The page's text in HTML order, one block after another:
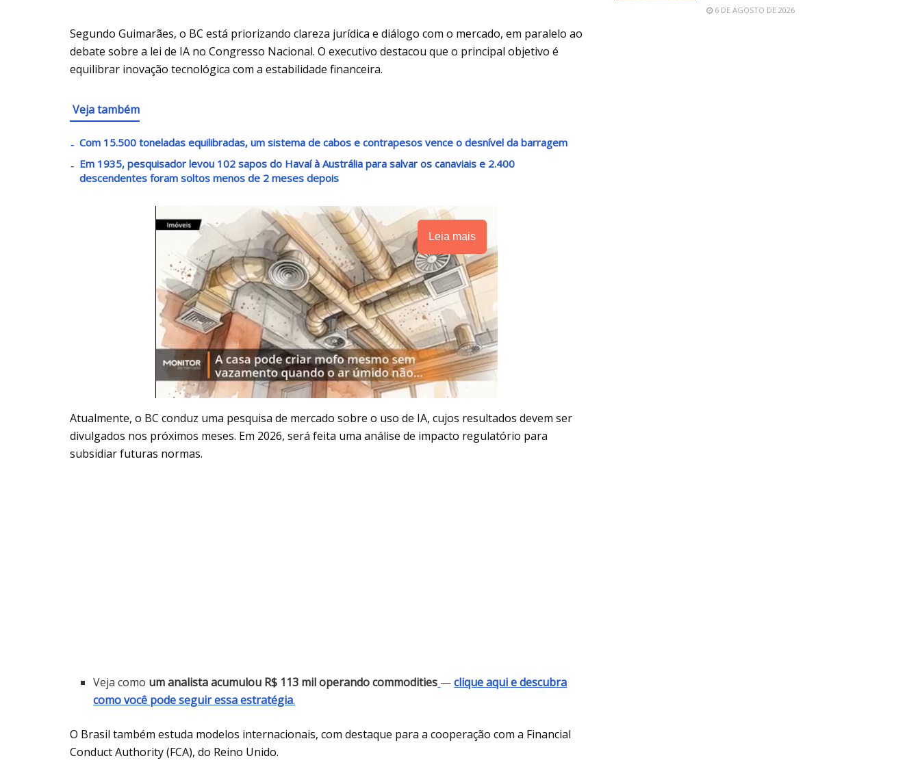
Segundo Guimarães, o BC está priorizando clareza jurídica e diálogo com o mercado, em paralelo ao
debate sobre a lei de IA no Congresso Nacional. O executivo destacou que o principal objetivo é
equilibrar inovação tecnológica com a estabilidade financeira.
Veja também
Com 15.500 toneladas equilibradas, um sistema de cabos e contrapesos vence o desnível da barragem
Em 1935, pesquisador levou 102 sapos do Havaí à Austrália para salvar os canaviais e 2.400
descendentes foram soltos menos de 2 meses depois
Leia mais
Atualmente, o BC conduz uma pesquisa de mercado sobre o uso de IA, cujos resultados devem ser
divulgados nos próximos meses. Em 2026, será feita uma análise de impacto regulatório para
subsidiar futuras normas.
Veja como um analista acumulou R$ 113 mil operando commodities —clique aqui e descubra
como você pode seguir essa estratégia.
O Brasil também estuda modelos internacionais, com destaque para a cooperação com a Financial
Conduct Authority (FCA), do Reino Unido.
6 DE AGOSTO DE 2026